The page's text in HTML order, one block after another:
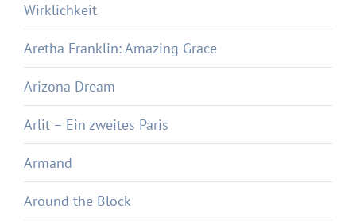
Wirklichkeit
Aretha Franklin: Amazing Grace
Arizona Dream
Arlit – Ein zweites Paris
Armand
Around the Block